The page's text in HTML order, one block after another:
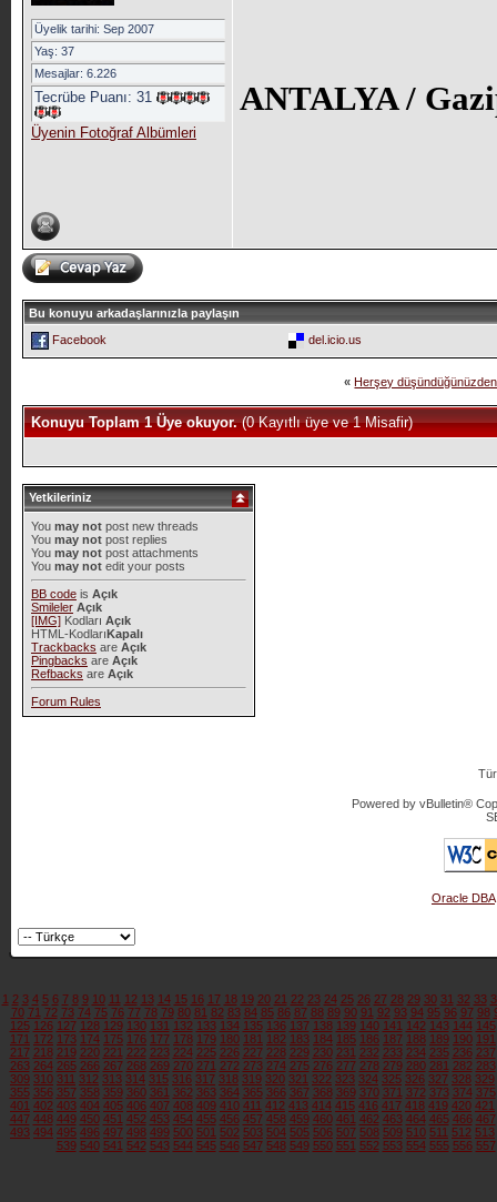
Üyelik tarihi: Sep 2007
Yaş: 37
Mesajlar: 6.226
Tecrübe Puanı: 31
Üyenin Fotoğraf Albümleri
ANTALYA /
Bu konuyu arkadaşlarınızla paylaşın
Facebook
del.icio.us
« Herşey
Konuyu Toplam 1 Üye okuyor.(0 Kayıtlı üye ve 1 Misafir)
Yetkileriniz
You may notpost new threads
You may notpost replies
You may notpost attachments
You may notedit your posts
BB codeis Açık
Smileler Açık
[IMG]Kodları Açık
HTML-KodlarıKapalı
Trackbacks are Açık
Pingbacks are Açık
Refbacks are Açık
Forum Rules
Powered by vBulletin®
Oracle DBA
1 2 3 4 5 6 7 8 9 10 11 12 13 14 15 16 17 18 19 20 21 22 23 24 25 26 27 28 29 30 31 32 33
70 71 72 73 74 75 76 77 78 79 80 81 82 83 84 85 86 87 88 89 90 91 92 93 94 95 96 97 98
125 126 127 128 129 130 131 132 133 134 135 136 137 138 139 140 141 142 143 144 145
171 172 173 174 175 176 177 178 179 180 181 182 183 184 185 186 187 188 189 190 191
217 218 219 220 221 222 223 224 225 226 227 228 229 230 231 232 233 234 235 236 237
263 264 265 266 267 268 269 270 271 272 273 274 275 276 277 278 279 280 281 282 283
309 310 311 312 313 314 315 316 317 318 319 320 321 322 323 324 325 326 327 328 329
355 356 357 358 359 360 361 362 363 364 365 366 367 368 369 370 371 372 373 374 375
401 402 403 404 405 406 407 408 409 410 411 412 413 414 415 416 417 418 419 420 421
447 448 449 450 451 452 453 454 455 456 457 458 459 460 461 462 463 464 465 466 467
493 494 495 496 497 498 499 500 501 502 503 504 505 506 507 508 509 510 511 512 513
539 540 541 542 543 544 545 546 547 548 549 550 551 552 553 554 555 556 557